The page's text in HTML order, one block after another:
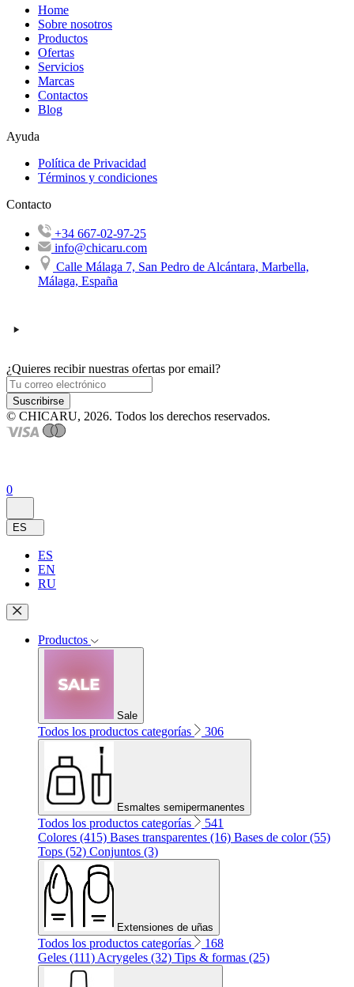
Home
Sobre nosotros
Productos
Ofertas
Servicios
Marcas
Contactos
Blog
Ayuda
Política de Privacidad
Términos y condiciones
Contacto
+34 667-02-97-25
info@chicaru.com
Calle Málaga 7, San Pedro de Alcántara, Marbella,
Málaga, España
¿Quieres recibir nuestras ofertas por email?
Suscribirse
© CHICARU, 2026. Todos los derechos reservados.
0
ES
ES
EN
RU
Productos
Sale
Todos los productos categorías 306
Esmaltes semipermanentes
Todos los productos categorías
541
Colores (415) Bases transparentes (16) Bases de color (55)
Tops (52) Conjuntos (3)
Extensiones de uñas
Todos los productos categorías
168
Geles (111) Acrygeles (32) Tips & formas (25)